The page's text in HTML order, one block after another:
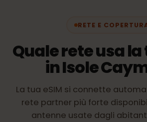
RETE E
Quale rete usa
in Isole
La tua eSIM si connette
rete partner più forte
antenne usate dagli